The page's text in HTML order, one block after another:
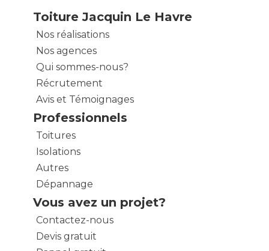
Toiture Jacquin Le Havre
Nos réalisations
Nos agences
Qui sommes-nous?
Récrutement
Avis et Témoignages
Professionnels
Toitures
Isolations
Autres
Dépannage
Vous avez un projet?
Contactez-nous
Devis gratuit